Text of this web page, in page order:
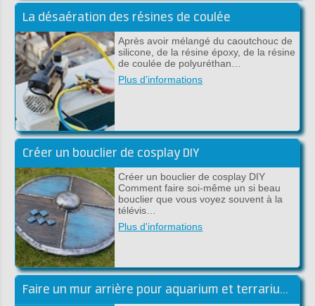
La désaération des résines de coulée
Après avoir mélangé du caoutchouc de
silicone, de la résine époxy, de la résine
de coulée de polyuréthan…
Plus d'informations
Créer un bouclier de cosplay DIY
Créer un bouclier de cosplay DIY
Comment faire soi-même un si beau
bouclier que vous voyez souvent à la
télévis…
Plus d'informations
Faire un mur arrière pour aquarium et terrarium en époxy DIY